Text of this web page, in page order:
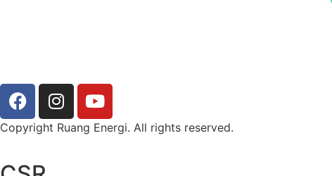
Copyright Ruang Energi. All rights reserved.